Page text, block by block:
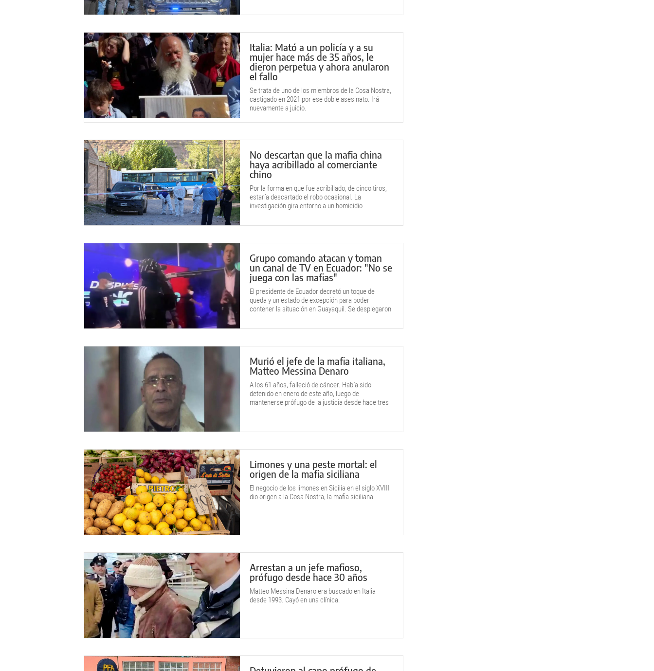
Italia: Mató a un policía y a su
mujer hace más de 35 años, le
dieron perpetua y ahora anularon
el fallo
Se trata de uno de los miembros de la Cosa Nostra,
castigado en 2021 por ese doble asesinato. Irá
nuevamente a juicio.
No descartan que la mafia china
haya acribillado al comerciante
chino
Por la forma en que fue acribillado, de cinco tiros,
estaría descartado el robo ocasional. La
investigación gira entorno a un homicidio
Grupo comando atacan y toman
un canal de TV en Ecuador: "No se
juega con las mafias"
El presidente de Ecuador decretó un toque de
queda y un estado de excepción para poder
contener la situación en Guayaquil. Se desplegaron
Murió el jefe de la mafia italiana,
Matteo Messina Denaro
A los 61 años, falleció de cáncer. Había sido
detenido en enero de este año, luego de
mantenerse prófugo de la justicia desde hace tres
Limones y una peste mortal: el
origen de la mafia siciliana
El negocio de los limones en Sicilia en el siglo XVIII
dio origen a la Cosa Nostra, la mafia siciliana.
Arrestan a un jefe mafioso,
prófugo desde hace 30 años
Matteo Messina Denaro era buscado en Italia
desde 1993. Cayó en una clínica.